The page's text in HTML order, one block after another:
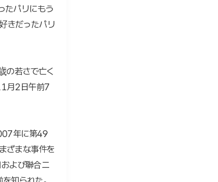
たパリにもう
きだったパリ
の若さで亡く
月2日午前7
年に第49
ざまな事件を
よび聯合ニ